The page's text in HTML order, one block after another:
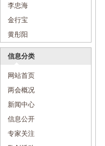
李忠海
金行宝
黄彤阳
信息分类
网站首页
两会概况
新闻中心
信息公开
专家关注